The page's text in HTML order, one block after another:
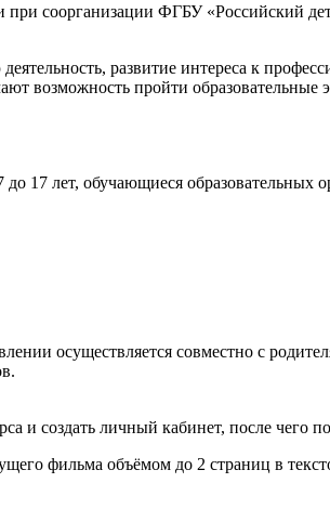
соорганизации ФГБУ «Российский
развитие интереса к
пройти образовательные
17 лет, обучающиеся
осуществляется совместно с
и создать личный кабинет, после чего
фильма объёмом до 2 страниц в